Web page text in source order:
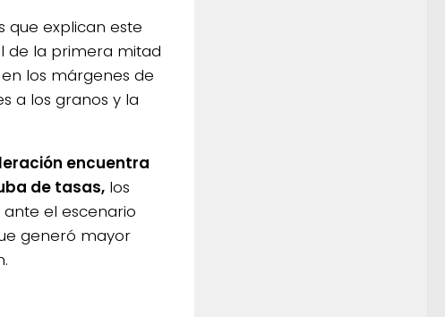
que explican este
de la primera mitad
los márgenes de
a los granos y la
encuentra
de tasas, los
el escenario
generó mayor